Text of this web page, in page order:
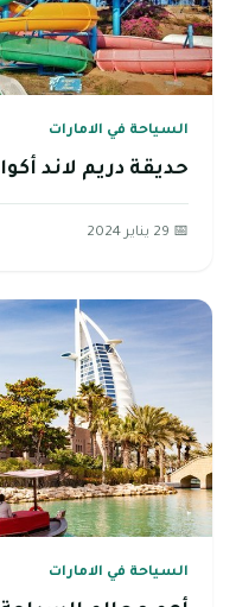
السياحة في الامارات
حديقة دريم لاند
📅 29 يناير 2024
السياحة في الامارات